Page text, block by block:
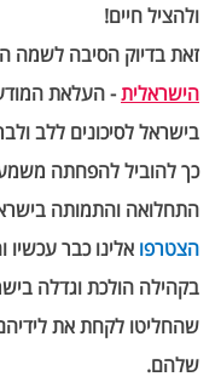
ולהציל חיים!
זאת בדיוק הסיבה לשמה
הישראלית - העלאת
בישראל לסיכונים ללב
כך להוביל להפחתה
התחלואה והתמותה
הצטרפו אלינו כבר עכשיו
בקהילה הולכת וגדלה
שהחליטו לקחת את
שלהם.